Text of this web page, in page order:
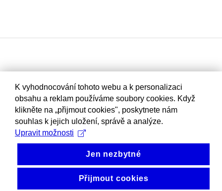
K vyhodnocování tohoto webu a k personalizaci
obsahu a reklam používáme soubory cookies. Když
klikněte na „přijmout cookies", poskytnete nám
souhlas k jejich uložení, správě a analýze.
Upravit možnosti
Jen nezbytné
Přijmout cookies